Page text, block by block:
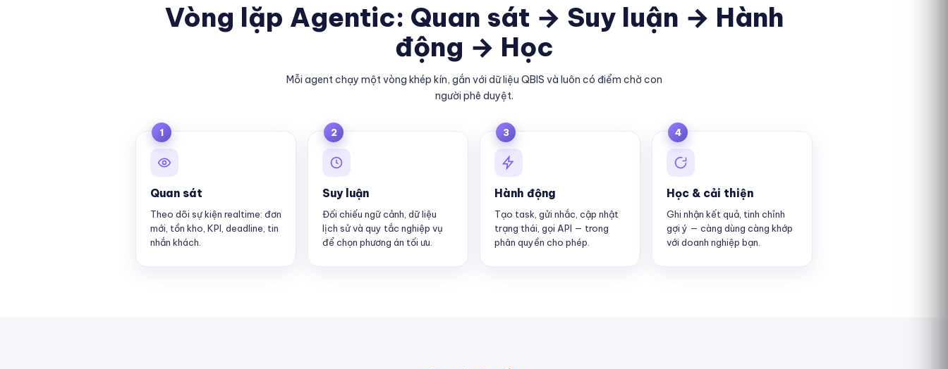
Vòng lặp Agentic: Quan sát → Suy luận → Hành
động → Học
Mỗi agent chạy một vòng khép kín, gắn với dữ liệu QBIS và luôn có điểm chờ con
người phê duyệt.
1
Quan sát
Theo dõi sự kiện realtime: đơn
mới, tồn kho, KPI, deadline, tin
nhắn khách.
2
Suy luận
Đối chiếu ngữ cảnh, dữ liệu
lịch sử và quy tắc nghiệp vụ
để chọn phương án tối ưu.
3
Hành động
Tạo task, gửi nhắc, cập nhật
trạng thái, gọi API — trong
phân quyền cho phép.
4
Học & cải thiện
Ghi nhận kết quả, tinh chỉnh
gợi ý — càng dùng càng khớp
với doanh nghiệp bạn.